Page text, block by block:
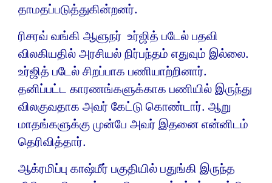
தாமதப்படுத்துகின்றனர்.
ரிசரவ் வங்கி ஆளுநர் உர்ஜித் படேல் பதவி
விலகியதில் அரசியல் நிர்பந்தம் எதுவும் இல்லை.
உர்ஜித் படேல் சிறப்பாக பணியாற்றினார்.
தனிப்பட்ட காரணங்களுக்காக பணியில் இருந்து
விலகுவதாக அவர் கேட்டு கொண்டார். ஆறு
மாதங்களுக்கு முன்பே அவர் இதனை என்னிடம்
தெரிவித்தார்.
ஆக்ரமிப்பு காஷ்மீர் பகுதியில் பதுங்கி இருந்த